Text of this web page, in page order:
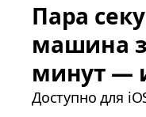
Пара
машина
минут —
Доступно для